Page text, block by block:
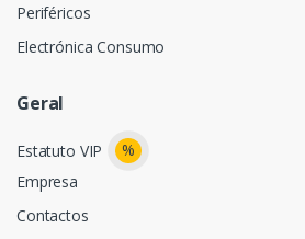
Periféricos
Electrónica Consumo
Geral
Estatuto VIP
%
Empresa
Contactos